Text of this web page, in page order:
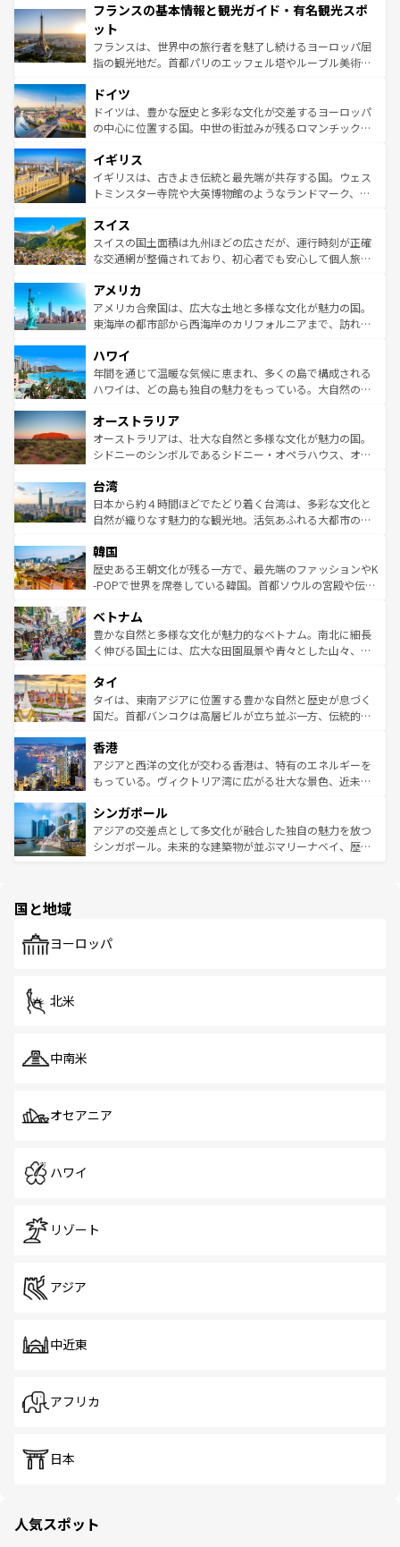
ませてくれるイタリアで、忘れられない旅をしてみよう！
なお、新着のイタリア情報は
しい。
文化が根付くこの国では、情熱的なフラメンコ、熱気あふ
れる闘牛、そして美味しいタパスが生活の一部となってい
る。首都マドリードの洗練された雰囲気や、バルセロナの
アートに溢れた街角から、地方では古代ローマ遺跡や中世
せる。地方によって風土や気候が異なるスペインはその個
性で訪れる人を魅了する。 なお、新着のスペイン情報は コ
ンテンツ一覧を参照してほしい。
フランスの基本情報と観光ガイド・有名観光スポ
ット
フランスは、世界中の旅行者を魅了し続けるヨーロッパ屈
指の観光地だ。首都パリのエッフェル塔やルーブル美術館
で、幅広い魅力が詰まっている。華麗な宮殿、歴史的な大
聖堂、美しいビーチ、そして豊かな自然が、訪れる者を心
から魅了する。また、フランスは美食の国としても知ら
いる。シャンパンの発祥地であるランス、プロヴァンスの
香り高いラベンダー畑など、多彩な楽しみ方が可能だ。さ
らに、パリ以外の地域にも魅力が溢れており、どの街角に
れる地方に足を運ぶとそれぞれで全く異なる文化を体験で
きるだろう。 なお、新着のフランス情報はコンテンツ一覧
を参照してほしい。
ドイツ
ドイツは、豊かな歴史と多彩な文化が交差するヨーロッパ
の中心に位置する国。中世の街並みが残るロマンチック街
顔を持つこの国は、どこを歩いても飽きることがない。ベ
ルリンの文化的活気、バイエルン州のアルプスの絶景、そ
してライン川沿いのワイン畑といった風景は必見。ビール
は、お酒好きな人にはぜひ体験してほしい。 なお、新着の
ドイツ情報はコンテンツ一覧を参照してほしい。
イギリス
イギリスは、古きよき伝統と最先端が共存する国。ウェス
トミンスター寺院や大英博物館のようなランドマーク、歴
リアごとに異なる魅力がある。また、優雅なアフタヌーン
ティー、ビール好きにはたまらない英国パブ、サッカー観
戦など、本場だからこそできる体験も豊富。イギリスを旅
ンツ一覧を参照してほしい。
スイス
スイスの国土面積は九州ほどの広さだが、運行時刻が正確
な交通網が整備されており、初心者でも安心して個人旅行
の建物がそのまま残る町や、スイスならではのユニークな
博物館もあり、アルプス観光だけでなく町歩きも満喫する
ことができる。国民の所得が高いため物価も高いが、旅行
ば市内交通費無料で観光を楽しむこともできる。 なお、新
着のスイス情報はコンテンツ一覧 を参照してほしい。
アメリカ
アメリカ合衆国は、広大な土地と多様な文化が魅力の国。
東海岸の都市部から西海岸のカリフォルニアまで、訪れる
のような巨大都市は、観光、ショッピング、エンターテイ
ンメントが詰まった刺激的なスポットだ。一方、アメリカ
西部には大自然が広がり、グランドキャニオンやイエロー
部のニューオーリンズでは、音楽と美食が融合した独特の
文化が魅力。旅行者はアメリカの各地域で異なる魅力を楽
しみながら、その多様性と豊かな歴史を感じることができ
ならではの贅沢な旅のスタイルだ。 なお、新着のアメリカ
情報はコンテンツ一覧を参照してほしい。
ハワイ
年間を通じて温暖な気候に恵まれ、多くの島で構成される
ハワイは、どの島も独自の魅力をもっている。大自然の神
ワイ島は見逃せない。また、定番の観光地といえばオアフ
島だが、静かな自然を求めるならマウイ島やカウアイ島が
おすすめ。エメラルドグリーンに輝く海をはじめ、豊かな
れるおもてなしの心で訪れる人々を迎えてくれるハワイの
人々、おいしいローカルフードやハワイアンミュージッ
ク、伝統的なフラダンスなど、すべてがハワイの魅力を彩
ワイを、存分に味わってほしい。 なお、新着のハワイ情報
はコンテンツ一覧を参照してほしい。
オーストラリア
オーストラリアは、壮大な自然と多様な文化が魅力の国。
シドニーのシンボルであるシドニー・オペラハウス、オー
リアリーフや大陸中央部にそびえるウルル（エアーズロッ
ク）、タスマニアの美しい原生林やケアンズの熱帯雨林な
ど、見どころがたくさん。また、カフェやワイン、オージ
いる。アクティビティも充実しており、サーフィンやダイ
ビング、ハイキングなど、アウトドア好きにはたまらな
い。オーストラリアの多彩な魅力を存分に味わいつくそ
参照してほしい。
台湾
日本から約４時間ほどでたどり着く台湾は、多彩な文化と
自然が織りなす魅力的な観光地。活気あふれる大都市の台
ン）、静ひつな山岳地帯である台湾東部など、都市の喧騒
と山間の静けさが共存しており、訪れる人に新しい発見と
驚きをもたらしてくれる。また、奥深い台湾の食文化も魅
容にもいいと評判のスイーツなど、バラエティ豊かな料理
が味わえる。 なお、新着の台湾情報は コンテンツ一覧を参
照してほしい。
韓国
歴史ある王朝文化が残る一方で、最先端のファッションやK
-POPで世界を席巻している韓国。首都ソウルの宮殿や伝統
き、地方に足を延ばせば四季折々の自然美を楽しむことが
できる。そして、キムチや焼肉、絶品のストリートフード
まで、さまざまな韓国料理が待っている。夜には、韓国な
リティに包まれながら、韓国の多彩な魅力を心ゆくまで味
わってみてほしい。 なお、新着の韓国情報はコンテンツ一
覧を参照してほしい。
ベトナム
豊かな自然と多様な文化が魅力的なベトナム。南北に細長
く伸びる国土には、広大な田園風景や青々とした山々、世
急速な発展と共に伝統が息づく。ハノイの古い町並みやホ
ーチミン市のフランス統治時代の建物も、独特の雰囲気を
醸し出している。また、バラエティの豊かさとおいしさで
とつ。フォーやバインミー、ベトナムコーヒーなどは、ぜ
ひ現地で味わいたい。どの地域を訪れてもあたたかい人々
が旅行者を迎えてくれるので、きっと忘れられない旅にな
参照してほしい。
タイ
タイは、東南アジアに位置する豊かな自然と歴史が息づく
国だ。首都バンコクは高層ビルが立ち並ぶ一方、伝統的な
の活気が交差している。北部ではチェンマイなどの山岳地
帯で自然と触れ合い、南部ではプーケットやクラビの美し
いビーチでリゾート気分を楽しむことができる。タイ料理
激する。気候は一年中温暖で、どの季節にも異なる楽しみ
が待っている。親しみやすいタイの人々、仏教を中心とし
た文化、そして多様な観光資源が、訪れる旅人を魅了し続
香港
アジアと西洋の文化が交わる香港は、特有のエネルギーを
もっている。ヴィクトリア湾に広がる壮大な景色、近未来
み、どこを訪れても感動するはず。観光スポットが密集し
ており、効率よく見どころを回れるのも魅力。息をのむよ
うな絶景から文化的な体験まで、香港を存分に楽しみ尽く
シンガポール
アジアの交差点として多文化が融合した独自の魅力を放つ
シンガポール。未来的な建築物が並ぶマリーナベイ、歴史
で、ホーカーズは地元の風情を楽しめる外せないスポット
国と地域
ヨーロッパ
北米
中南米
オセアニア
ハワイ
リゾート
アジア
中近東
アフリカ
日本
人気スポット